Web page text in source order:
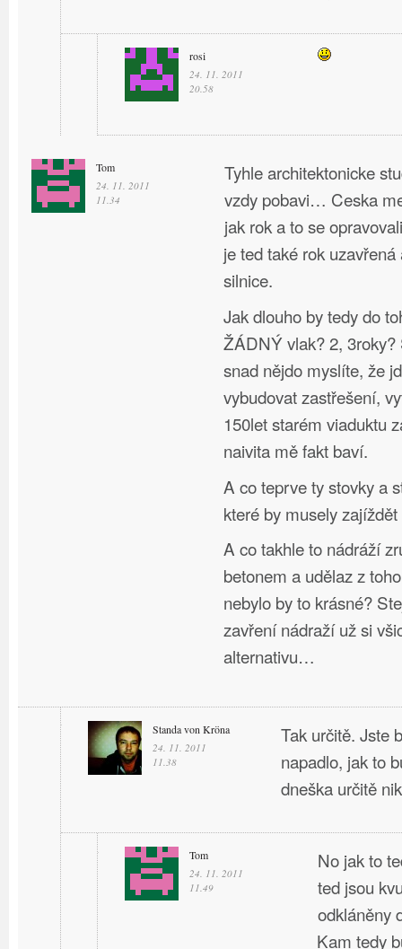
rosi
24. 11. 2011
20.58
Tom
24. 11. 2011
11.34
Tyhle architektonicke
vzdy pobavi… Ceska
jak rok a to se
je ted také rok
silnice.
Jak dlouho by tedy do
ŽÁDNÝ vlak? 2,
snad nějdo myslíte, že
vybudovat zastřešení,
150let starém viaduktu
naivita mě fakt baví.
A co teprve ty stovky a
které by musely
A co takhle to nádráží
betonem a udělaz z
nebylo by to krásné?
zavření nádraží už si
alternativu…
Standa von Kröna
24. 11. 2011
11.38
Tak určitě. Jste
napadlo, jak to
dneška určitě
Tom
24. 11. 2011
11.49
No jak to
ted jsou
odkláněny
Kam tedy